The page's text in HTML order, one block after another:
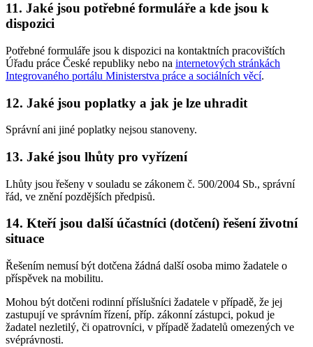
11. Jaké jsou potřebné formuláře a kde jsou k
dispozici
Potřebné formuláře jsou k dispozici na kontaktních pracovištích
Úřadu práce České republiky nebo na internetových stránkách
Integrovaného portálu Ministerstva práce a sociálních věcí.
12. Jaké jsou poplatky a jak je lze uhradit
Správní ani jiné poplatky nejsou stanoveny.
13. Jaké jsou lhůty pro vyřízení
Lhůty jsou řešeny v souladu se zákonem č. 500/2004 Sb., správní
řád, ve znění pozdějších předpisů.
14. Kteří jsou další účastníci (dotčení) řešení životní
situace
Řešením nemusí být dotčena žádná další osoba mimo žadatele o
příspěvek na mobilitu.
Mohou být dotčeni rodinní příslušníci žadatele v případě, že jej
zastupují ve správním řízení, příp. zákonní zástupci, pokud je
žadatel nezletilý, či opatrovníci, v případě žadatelů omezených ve
svéprávnosti.